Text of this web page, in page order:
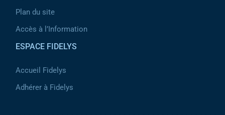
Plan du site
Accès à l’Information
ESPACE FIDELYS
Accueil Fidelys
Adhérer à Fidelys